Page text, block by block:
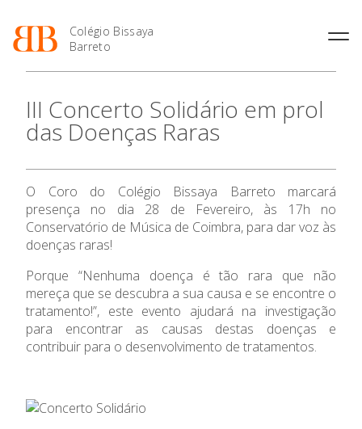
Colégio Bissaya
Barreto
O Colégio
Projeto Educativo
Organização
Colaboradores Não
Docentes
Instalações
Ofertas de emprego
Regulamentos
Jornal “O Coreto”
Privacidade
Oferta Formativa
Enriquecimento Curricular
Oferta Curricular
Sala de Estudo
Atividades de Interrupção
Letiva
Ensino Profissional
Profissionais
Matrículas
Termalismo
Curso de Técnico/a de Apoio
à Família e à Comunidade
Ofertas de Emprego
Ano Letivo
2027
Calendários
de Educação
SIGE
Secretariado de Exames
Admissão
III Concerto Solidário em prol
das Doenças Raras
O Coro do Colégio Bissaya Barreto marcará
presença no dia 28 de Fevereiro, às 17h no
Conservatório de Música de Coimbra, para dar voz às
doenças raras!
Porque “Nenhuma doença é tão rara que não
mereça que se descubra a sua causa e se encontre o
tratamento!”, este evento ajudará na investigação
para encontrar as causas destas doenças e
contribuir para o desenvolvimento de tratamentos.